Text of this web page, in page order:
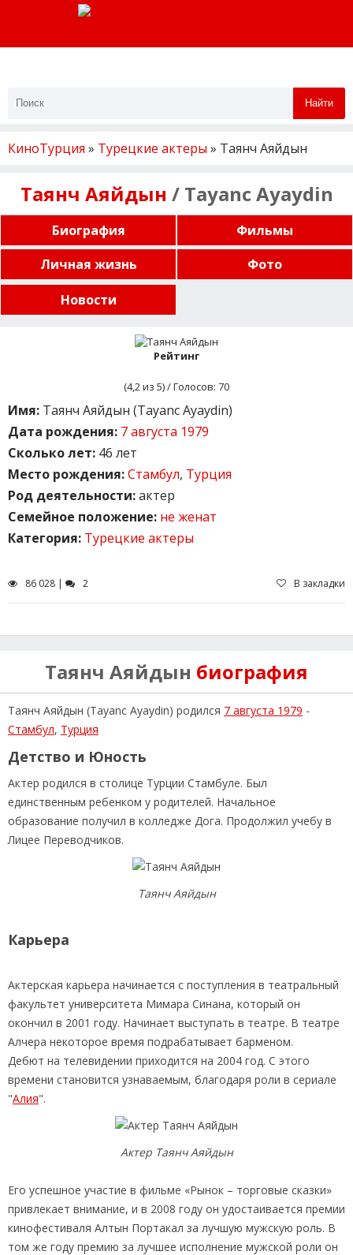
Найти
КиноТурция » Турецкие актеры » Таянч Аяйдын
Таянч Аяйдын / Tayanc Ayaydin
Биография
Фильмы
Личная жизнь
Фото
Новости
Рейтинг
(4,2из 5) / Голосов: 70
Имя: Таянч Аяйдын (Tayanc Ayaydin)
Дата рождения: 7 августа 1979
Сколько лет: 46 лет
Место рождения:Стамбул, Турция
Род деятельности:актер
Семейное положение: не женат
Категория: Турецкие актеры
86 028 | 2 В закладки
Таянч Аяйдын биография
Таянч Аяйдын (Tayanc Ayaydin) родился 7 августа 1979 -
Стамбул, Турция
Детство и Юность
Актер родился в столице Турции Стамбуле. Был
единственным ребенком у родителей. Начальное
образование получил в колледже Дога. Продолжил учебу в
Лицее Переводчиков.
Таянч Аяйдын
Карьера
Актерская карьера начинается с поступления в театральный
факультет университета Мимара Синана, который он
окончил в 2001 году. Начинает выступать в театре. В театре
Алчера некоторое время подрабатывает барменом.
Дебют на телевидении приходится на 2004 год. С этого
времени становится узнаваемым, благодаря роли в сериале
"Алия".
Актер Таянч Аяйдын
Его успешное участие в фильме «Рынок – торговые сказки»
привлекает внимание, и в 2008 году он удостаивается премии
кинофестиваля Алтын Портакал за лучшую мужскую роль. В
том же году премию за лучшее исполнение мужской роли он